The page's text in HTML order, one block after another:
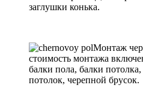
заглушки конька.
Монтаж
стоимость монтажа
балки пола, балки
потолок, черепной брусок.